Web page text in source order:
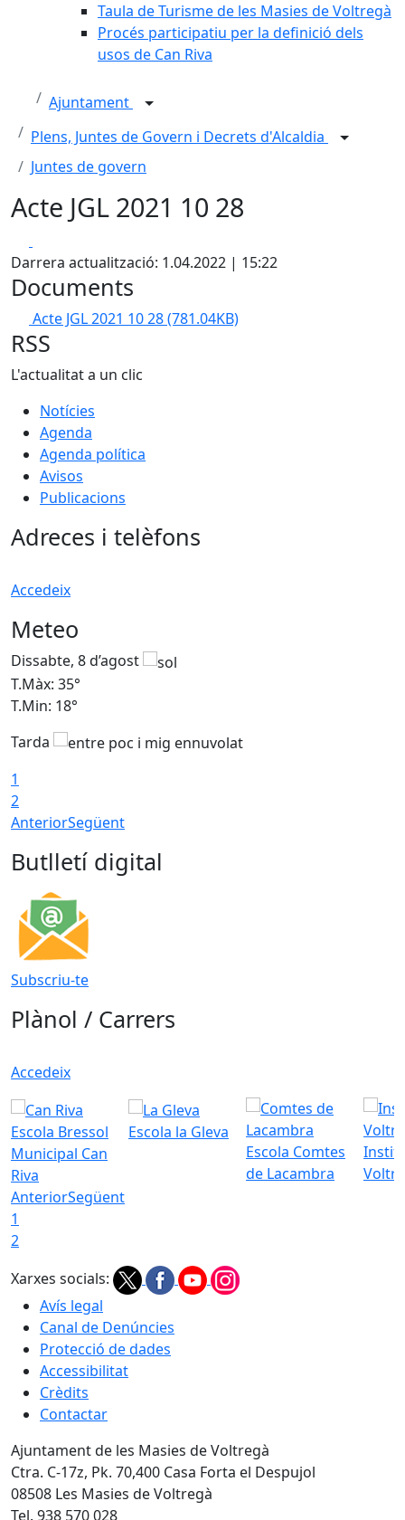
Taula de Turisme de les Masies de Voltregà
Procés participatiu per la definició dels
usos de Can Riva
Ajuntament
Plens, Juntes de Govern i Decrets d'Alcaldia
Juntes de govern
Acte JGL 2021 10 28
Darrera actualització: 1.04.2022 | 15:22
Documents
Acte JGL 2021 10 28(781.04KB)
RSS
L'actualitat a un clic
Notícies
Agenda
Agenda política
Avisos
Publicacions
Adreces i telèfons
Accedeix
Meteo
Dissabte, 8 d’agost
T.Màx: 35°
T.Min: 18°
Tarda
1
2
AnteriorSegüent
Butlletí digital
Subscriu-te
Plànol / Carrers
Accedeix
Escola Bressol
Municipal Can
Riva
Escola la Gleva
Escola Comtes
de Lacambra
AnteriorSegüent
1
2
Xarxes socials:
Avís legal
Canal de Denúncies
Protecció de dades
Accessibilitat
Crèdits
Contactar
Ajuntament de les Masies de Voltregà
Ctra. C-17z, Pk. 70,400 Casa Forta el Despujol
08508 Les Masies de Voltregà
Tel. 938 570 028